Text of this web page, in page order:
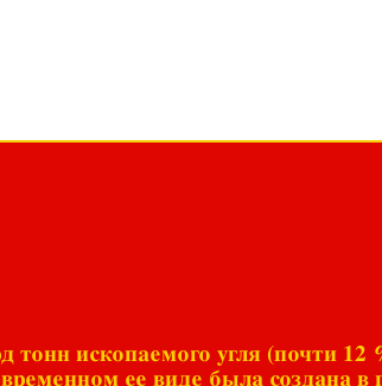
ископаемого угля (почти 12
ее виде была создана